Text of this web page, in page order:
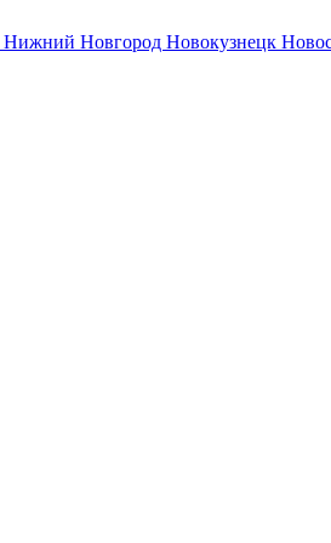
Нижний Новгород Новокузнецк